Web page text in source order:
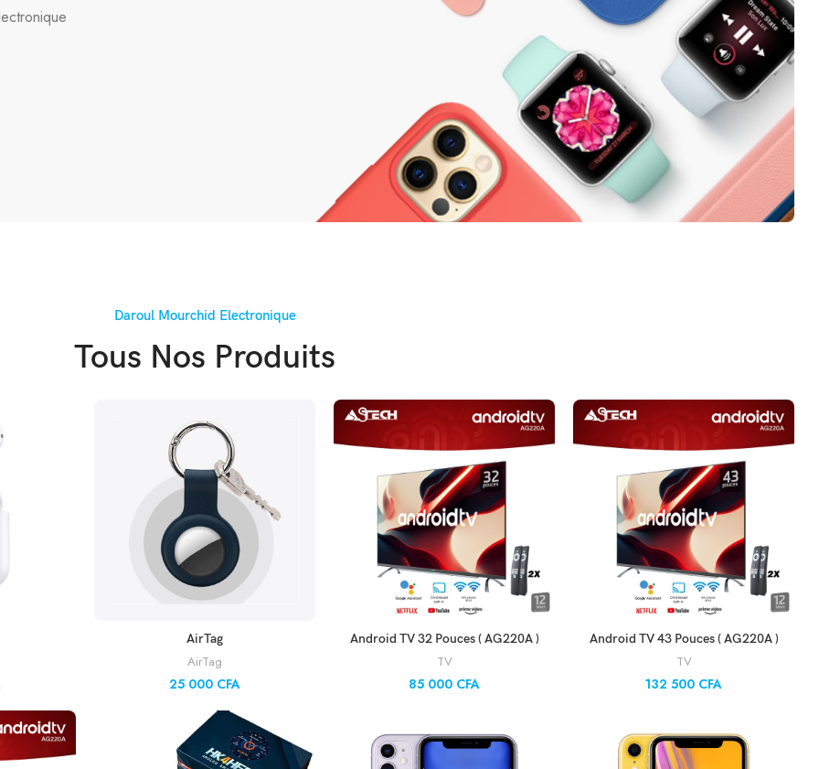
Daroul Mourchid Electronique
Tous Nos Produits
AJOUTER AU PANIER
AirTag
AirTag
25 000 CFA
AJOUTER AU PANIER
Android TV 32 Pouces ( AG220A )
TV
85 000 CFA
AJOUTER AU PANIER
Android TV 43 Pouces ( AG220A )
TV
132 500 CFA